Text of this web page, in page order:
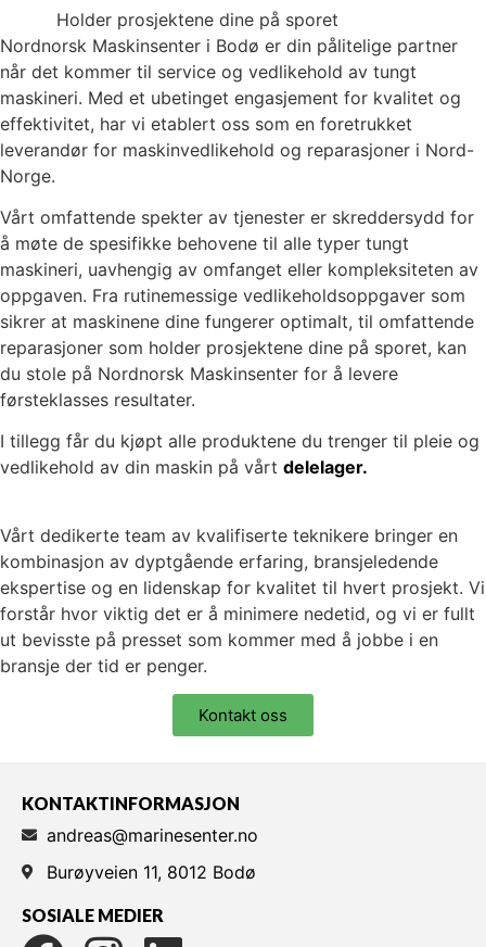
Holder prosjektene dine på sporet
Nordnorsk Maskinsenter i Bodø er din pålitelige partner
når det kommer til service og vedlikehold av tungt
maskineri. Med et ubetinget engasjement for kvalitet og
effektivitet, har vi etablert oss som en foretrukket
leverandør for maskinvedlikehold og reparasjoner i Nord-
Norge.
Vårt omfattende spekter av tjenester er skreddersydd for
å møte de spesifikke behovene til alle typer tungt
maskineri, uavhengig av omfanget eller kompleksiteten av
oppgaven. Fra rutinemessige vedlikeholdsoppgaver som
sikrer at maskinene dine fungerer optimalt, til omfattende
reparasjoner som holder prosjektene dine på sporet, kan
du stole på Nordnorsk Maskinsenter for å levere
førsteklasses resultater.
I tillegg får du kjøpt alle produktene du trenger til pleie og
vedlikehold av din maskin på vårt delelager.
Vårt dedikerte team av kvalifiserte teknikere bringer en
kombinasjon av dyptgående erfaring, bransjeledende
ekspertise og en lidenskap for kvalitet til hvert prosjekt. Vi
forstår hvor viktig det er å minimere nedetid, og vi er fullt
ut bevisste på presset som kommer med å jobbe i en
bransje der tid er penger.
Kontakt oss
KONTAKTINFORMASJON
andreas@marinesenter.no
Burøyveien 11, 8012 Bodø
SOSIALE MEDIER